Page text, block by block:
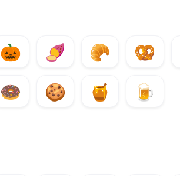
🎃 🍠 🥐 🥨
🍩 🍪 🍯 🍺